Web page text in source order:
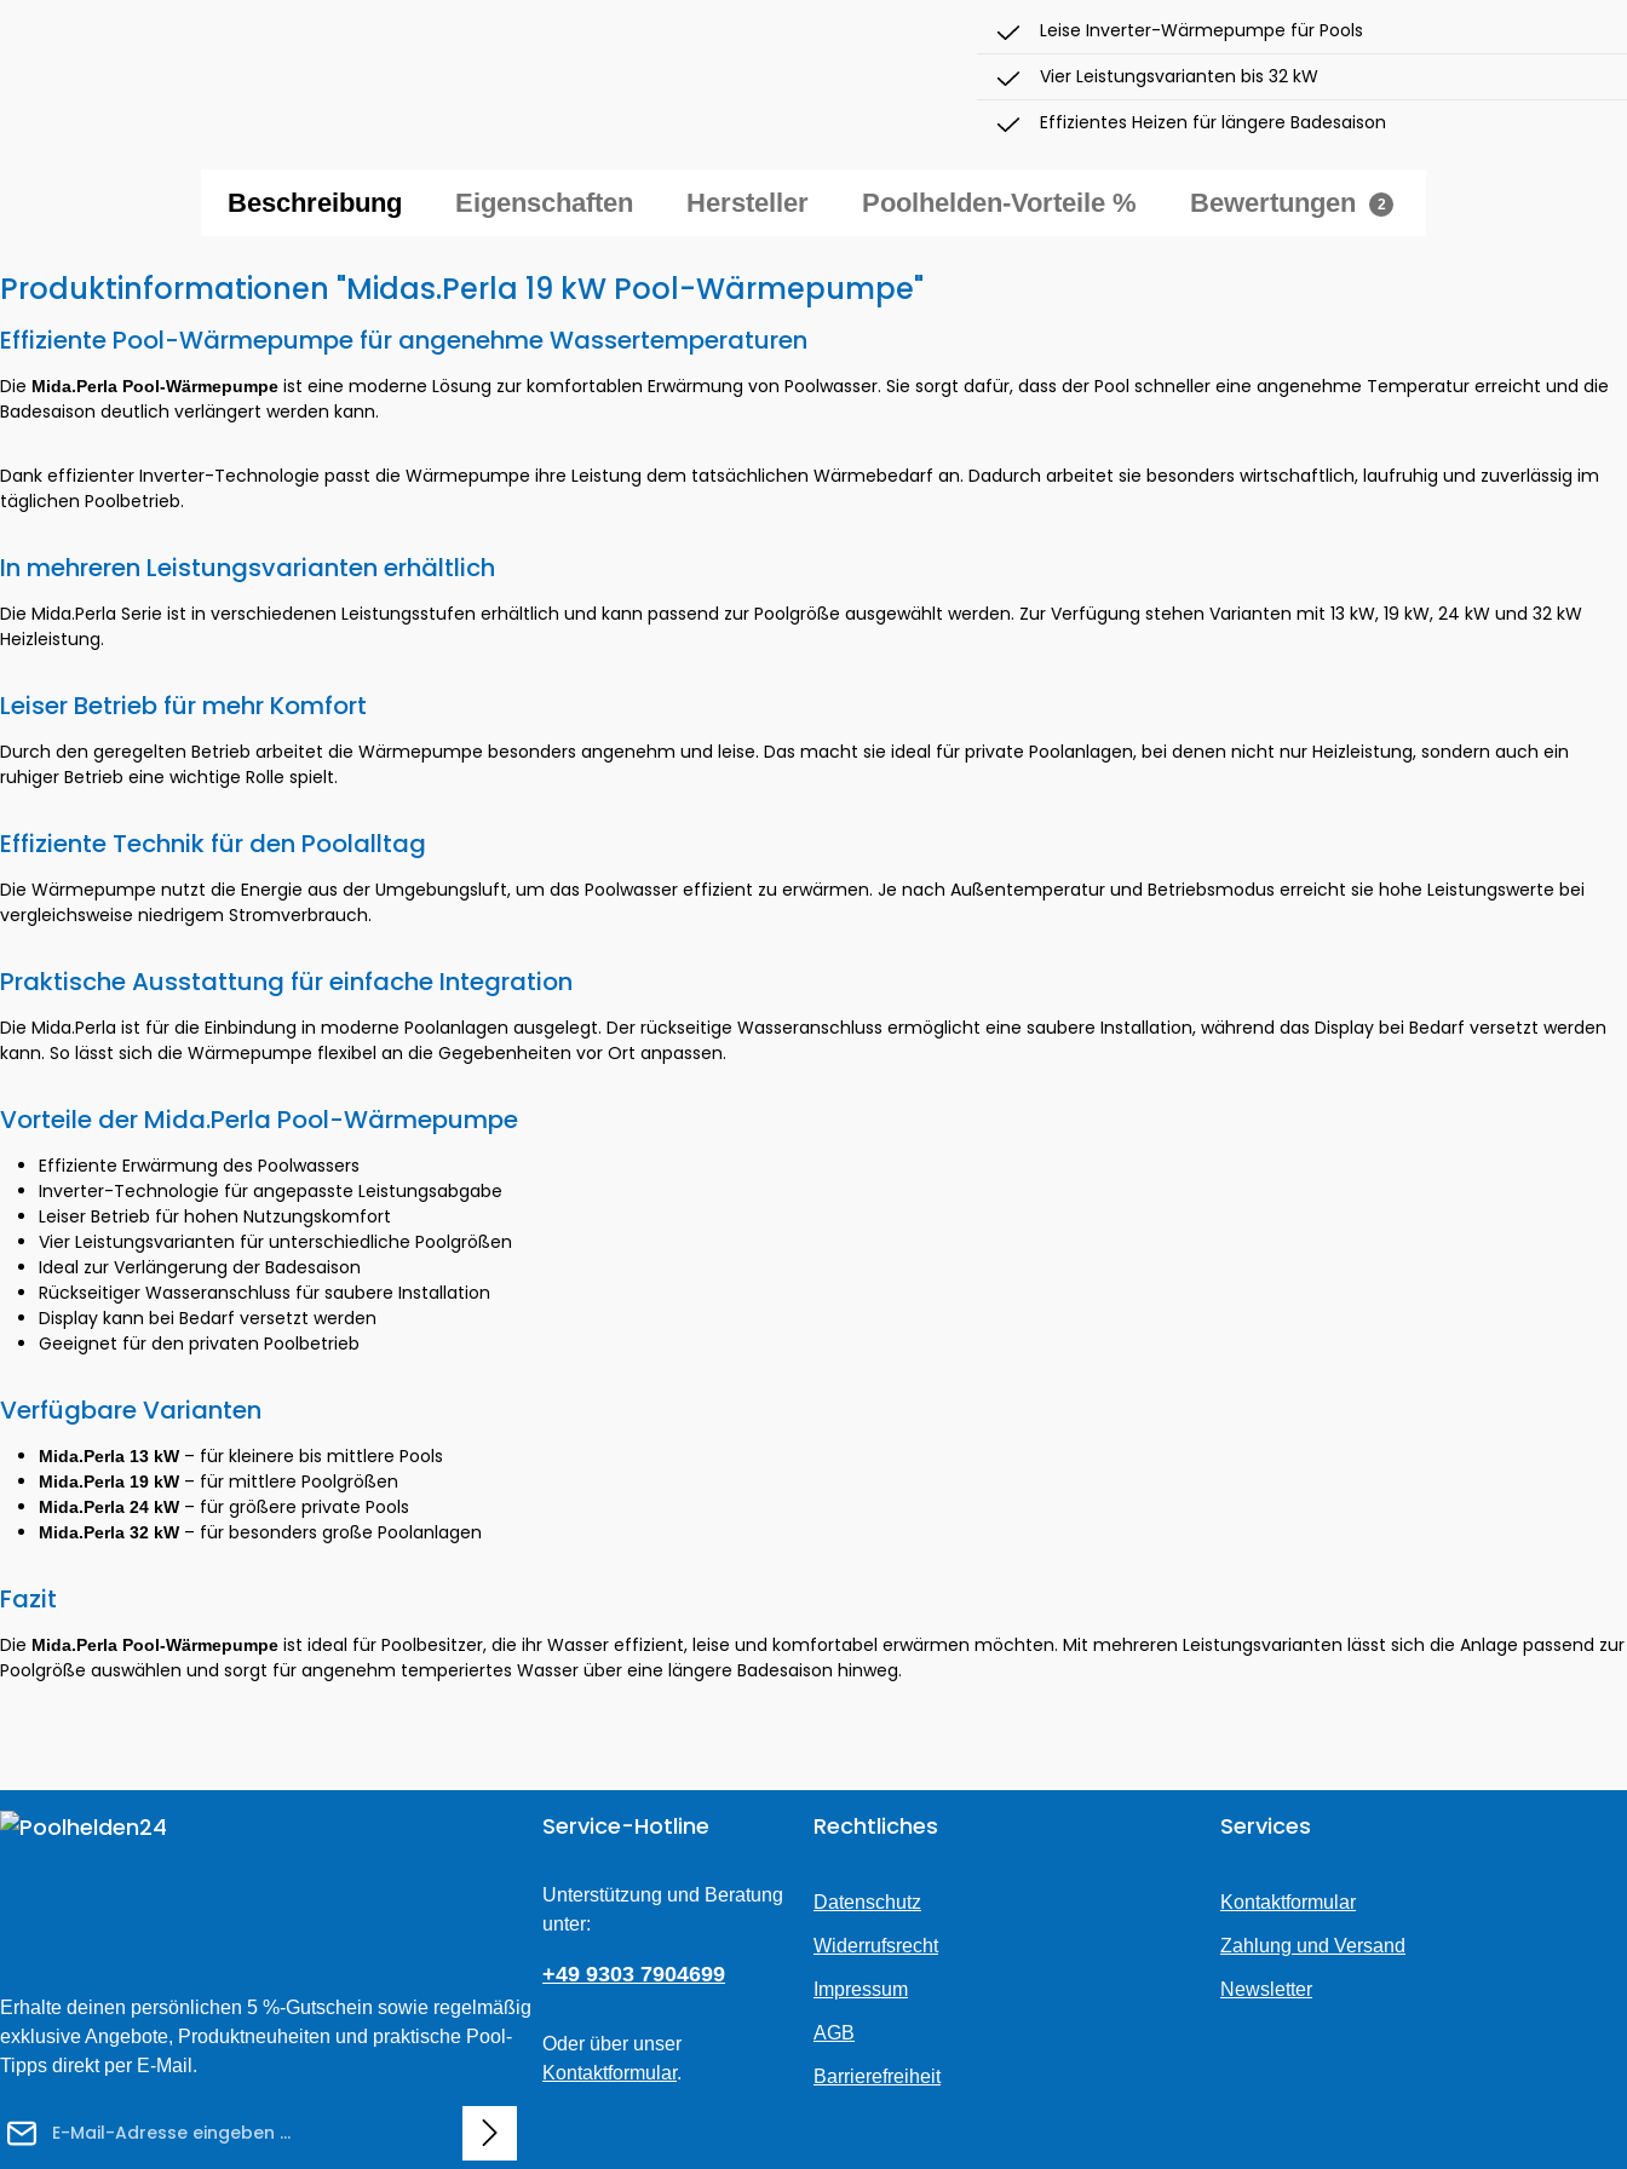
Leise Inverter-Wärmepumpe für Pools
Vier Leistungsvarianten bis 32 kW
Effizientes Heizen für längere Badesaison
Beschreibung Eigenschaften Hersteller Poolhelden-Vorteile % Bewertungen 2
Produktinformationen "Midas.Perla 19 kW Pool-Wärmepumpe"
Effiziente Pool-Wärmepumpe für angenehme Wassertemperaturen
Die Mida.Perla Pool-Wärmepumpe ist eine moderne Lösung zur komfortablen Erwärmung von Poolwasser. Sie sorgt dafür, dass der Pool schneller eine angenehme Temperatur erreicht und die
Badesaison deutlich verlängert werden kann.
Dank effizienter Inverter-Technologie passt die Wärmepumpe ihre Leistung dem tatsächlichen Wärmebedarf an. Dadurch arbeitet sie besonders wirtschaftlich, laufruhig und zuverlässig im
täglichen Poolbetrieb.
In mehreren Leistungsvarianten erhältlich
Die Mida.Perla Serie ist in verschiedenen Leistungsstufen erhältlich und kann passend zur Poolgröße ausgewählt werden. Zur Verfügung stehen Varianten mit 13 kW, 19 kW, 24 kW und 32 kW
Heizleistung.
Leiser Betrieb für mehr Komfort
Durch den geregelten Betrieb arbeitet die Wärmepumpe besonders angenehm und leise. Das macht sie ideal für private Poolanlagen, bei denen nicht nur Heizleistung, sondern auch ein
ruhiger Betrieb eine wichtige Rolle spielt.
Effiziente Technik für den Poolalltag
Die Wärmepumpe nutzt die Energie aus der Umgebungsluft, um das Poolwasser effizient zu erwärmen. Je nach Außentemperatur und Betriebsmodus erreicht sie hohe Leistungswerte bei
vergleichsweise niedrigem Stromverbrauch.
Praktische Ausstattung für einfache Integration
Die Mida.Perla ist für die Einbindung in moderne Poolanlagen ausgelegt. Der rückseitige Wasseranschluss ermöglicht eine saubere Installation, während das Display bei Bedarf versetzt werden
kann. So lässt sich die Wärmepumpe flexibel an die Gegebenheiten vor Ort anpassen.
Vorteile der Mida.Perla Pool-Wärmepumpe
Effiziente Erwärmung des Poolwassers
Inverter-Technologie für angepasste Leistungsabgabe
Leiser Betrieb für hohen Nutzungskomfort
Vier Leistungsvarianten für unterschiedliche Poolgrößen
Ideal zur Verlängerung der Badesaison
Rückseitiger Wasseranschluss für saubere Installation
Display kann bei Bedarf versetzt werden
Geeignet für den privaten Poolbetrieb
Verfügbare Varianten
Mida.Perla 13 kW – für kleinere bis mittlere Pools
Mida.Perla 19 kW – für mittlere Poolgrößen
Mida.Perla 24 kW – für größere private Pools
Mida.Perla 32 kW – für besonders große Poolanlagen
Fazit
Die Mida.Perla Pool-Wärmepumpe ist ideal für Poolbesitzer, die ihr Wasser effizient, leise und komfortabel erwärmen möchten. Mit mehreren Leistungsvarianten lässt sich die Anlage passend zur
Poolgröße auswählen und sorgt für angenehm temperiertes Wasser über eine längere Badesaison hinweg.
Erhalte deinen persönlichen 5 %-Gutschein sowie regelmäßig
exklusive Angebote, Produktneuheiten und praktische Pool-
Tipps direkt per E-Mail.
Service-Hotline
Unterstützung und Beratung
unter:
+49 9303 7904699
Oder über unser
Kontaktformular.
Rechtliches
Datenschutz
Widerrufsrecht
Impressum
AGB
Barrierefreiheit
Services
Kontaktformular
Zahlung und Versand
Newsletter